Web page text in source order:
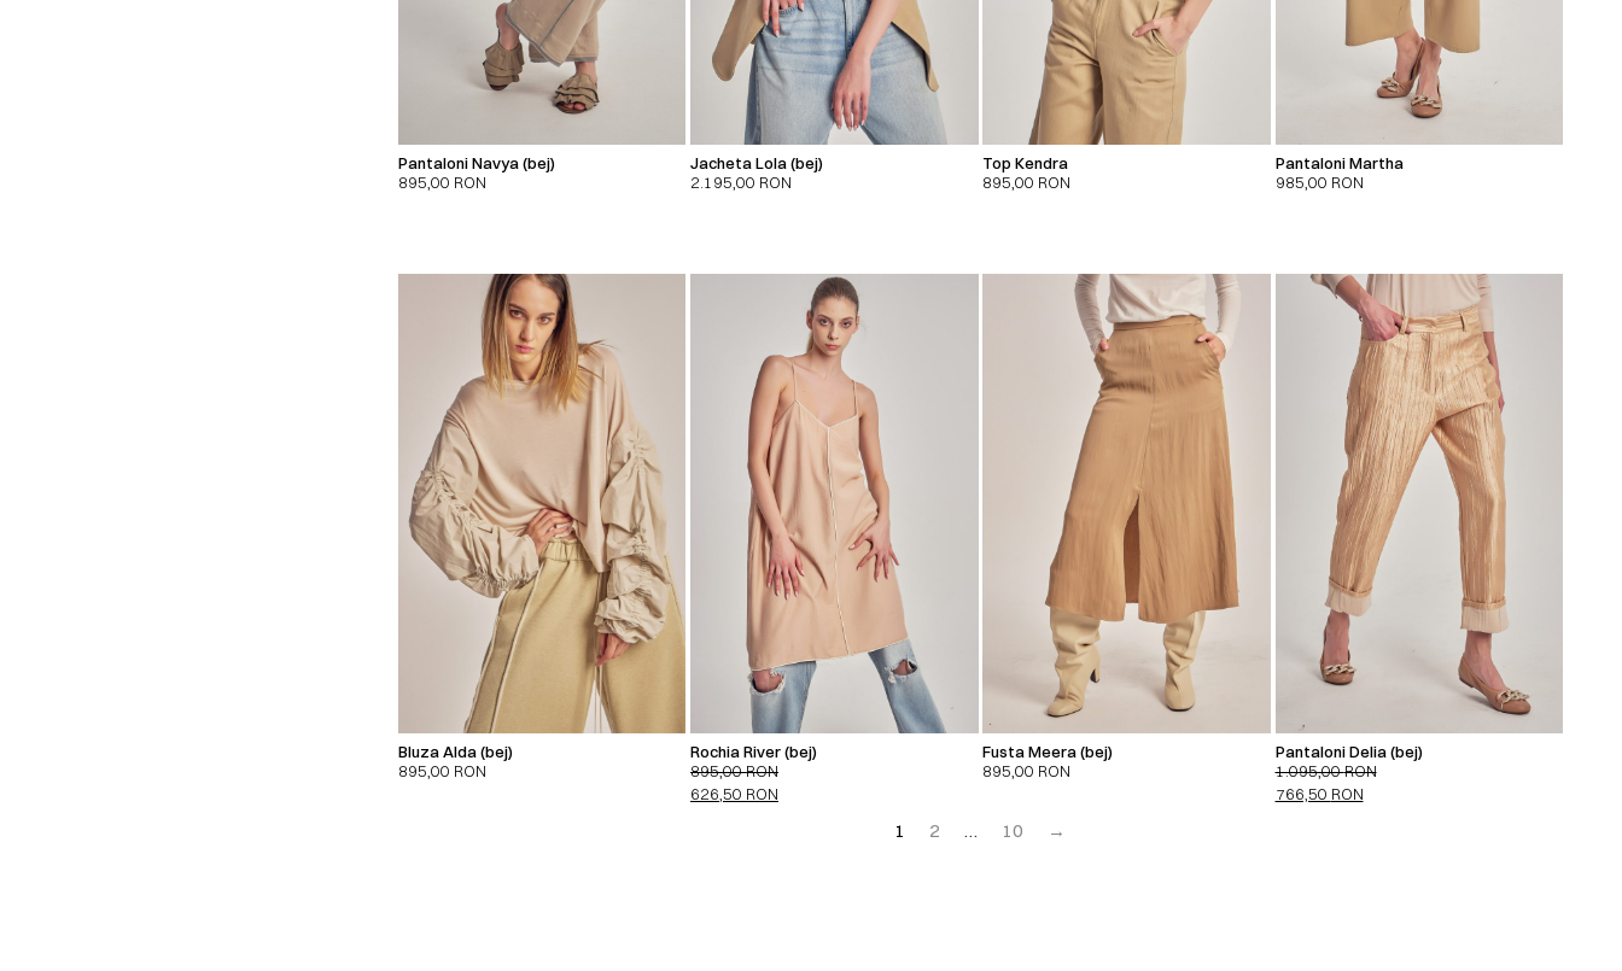
Pantaloni Navya (bej)
895,00 RON
Jacheta Lola (bej)
2.195,00 RON
Top Kendra
895,00 RON
Pantaloni Martha
985,00 RON
Bluza Alda (bej)
895,00 RON
Rochia River (bej)
895,00RON
626,50 RON
Fusta Meera (bej)
895,00 RON
Pantaloni Delia (bej)
1.095,00RON
766,50 RON
1 2 … 10 →